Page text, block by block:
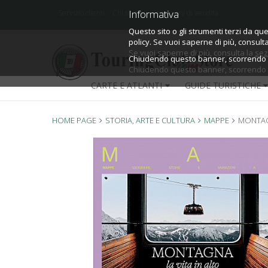
Informativa
Questo sito o gli strumenti terzi da
policy.
Se vuoi saperne di più, consulta la
Chiudendo questo banner,
Informativa
Questo sito o gli strumenti terzi da
policy. Se vuoi saperne di più,
Chiudendo questo banner,
Chi siamo Condizioni di vendita
CARTE E ATLANTI GUIDE TURISTICHE
HOME PAGE STORIA, ARTE E CULTURA MAPPE